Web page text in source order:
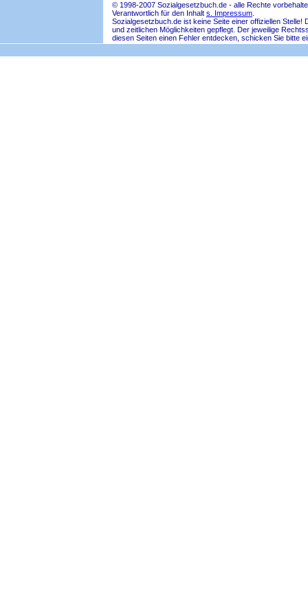
© 1998-2007 Sozialgesetzbuch.de - alle Rechte
Verantwortlich für den Inhalt s. Impressum
Sozialgesetzbuch.de ist keine Seite einer offiziellen
und zeitlichen Möglichkeiten gepflegt. Der jeweilige
diesen Seiten einen Fehler entdecken, schicken Sie bitte